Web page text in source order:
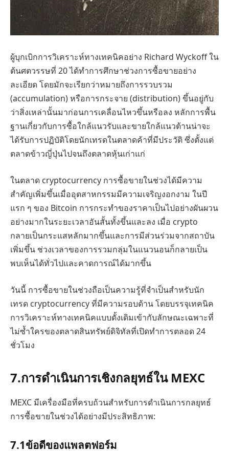
ผู้บุกเบิกการวิเคราะห์ทางเทคนิคอย่าง Richard Wyckoff ใน
ต้นศตวรรษที่ 20 ได้ทำการศึกษาช่วงการซื้อขายอย่าง
ละเอียด โดยมักจะเรียกว่าหมายถึงการรวบรวม
(accumulation) หรือการกระจาย (distribution) ขึ้นอยู่กับ
ว่าสิ่งเหล่านั้นมาก่อนการเคลื่อนไหวขึ้นหรือลง หลักการพื้น
ฐานเกี่ยวกับการซื้อใกล้แนวรับและขายใกล้แนวต้านน่าจะ
ได้รับการปฏิบัติโดยนักเทรดในตลาดค้าที่มีประวัติ ซึ่งตั้งแต่
ตลาดข้าวญี่ปุ่นไปจนถึงตลาดหุ้นเก่าแก่
ในตลาด cryptocurrency การซื้อขายในช่วงได้มีความ
สำคัญเพิ่มขึ้นเมื่ออุตสาหกรรมมีความเจริญงอกงาม ในปี
แรก ๆ ของ Bitcoin การกระทำของราคาเป็นไปอย่างผันผวน
อย่างมากในระยะเวลาอันสั้นทั้งขึ้นและลง เมื่อ crypto
กลายเป็นกระแสหลักมากขึ้นและการมีส่วนร่วมจากสถาบัน
เพิ่มขึ้น ช่วงเวลาของการรวมกลุ่มในแนวนอนก็กลายเป็น
พบเห็นได้ทั่วไปและคาดการณ์ได้มากขึ้น
วันนี้ การซื้อขายในช่วงถือเป็นความรู้ที่จำเป็นสำหรับนัก
เทรด cryptocurrency ที่มีความรอบด้าน โดยบรรจุเทคนิค
การวิเคราะห์ทางเทคนิคแบบดั้งเดิมเข้ากับลักษณะเฉพาะที่
ไม่ซ้ำใครของตลาดสินทรัพย์ดิจิทัลที่เปิดทำการตลอด 24
ชั่วโมง
7.การดำเนินการเชิงกลยุทธ์ใน MEXC
MEXC มีเครื่องมือที่ครบถ้วนสำหรับการดำเนินการกลยุทธ์
การซื้อขายในช่วงได้อย่างมีประสิทธิภาพ:
7.1ข้อดีของแพลตฟอร์ม